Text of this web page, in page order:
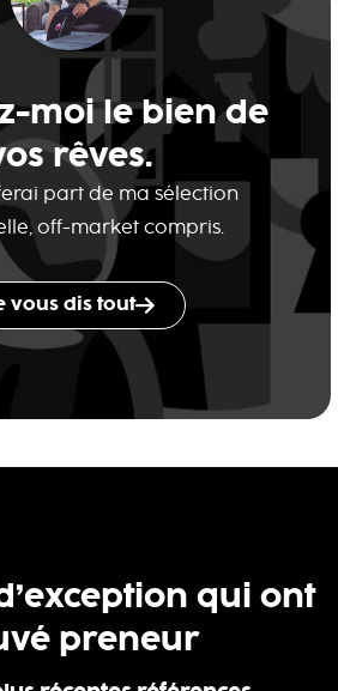
moi le bien de
rêves.
part de ma sélection
off-market compris.
vous dis tout
qui ont
preneur